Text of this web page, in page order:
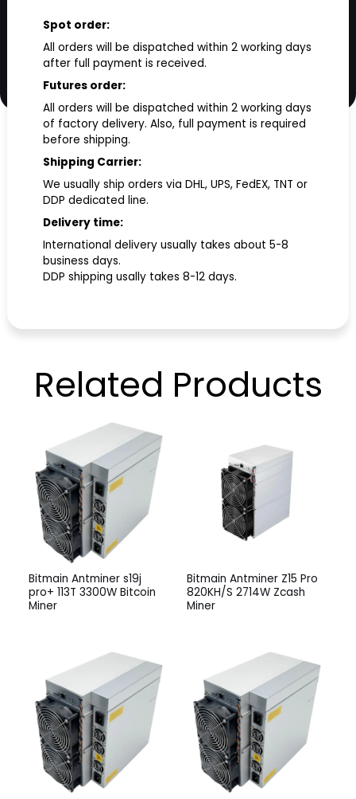
Spot order:
All orders will be dispatched within 2 working days
after full payment is received.
Futures order:
All orders will be dispatched within 2 working days
of factory delivery. Also, full payment is required
before shipping.
Shipping Carrier:
We usually ship orders via DHL, UPS, FedEX, TNT or
DDP dedicated line.
Delivery time:
International delivery usually takes about 5-8
business days.
DDP shipping usally takes 8-12 days.
Related Products
Bitmain Antminer s19j
pro+ 113T 3300W Bitcoin
Miner
Bitmain Antminer Z15 Pro
820KH/S 2714W Zcash
Miner